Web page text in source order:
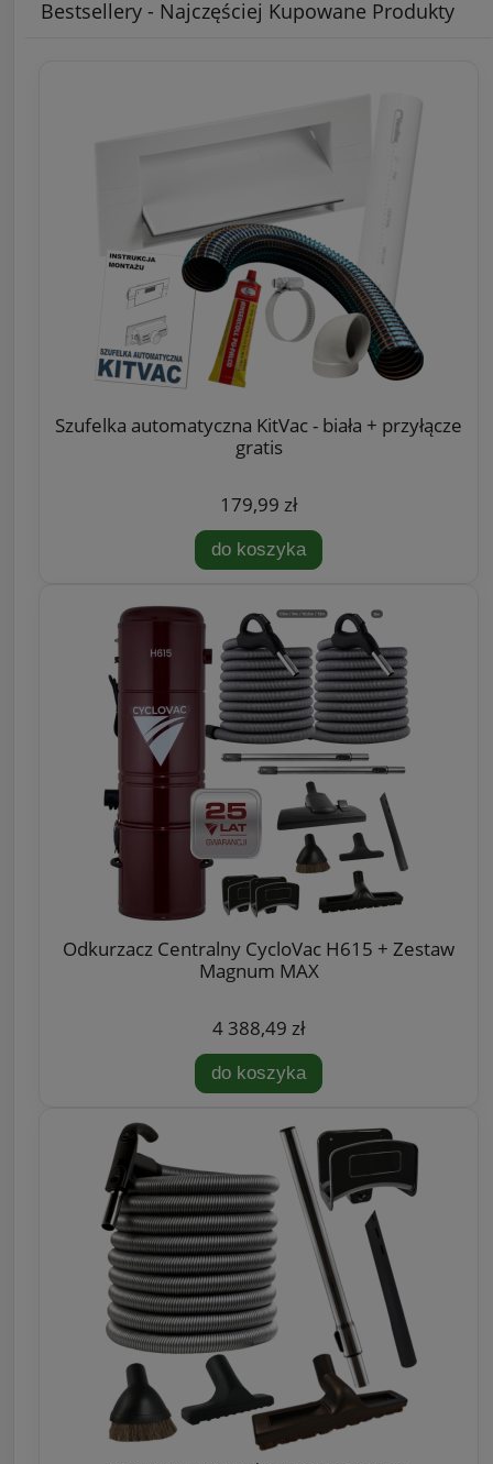
Bestsellery - Najczęściej Kupowane Produkty
Szufelka automatyczna KitVac - biała + przyłącze
gratis
179,99 zł
do koszyka
Odkurzacz Centralny CycloVac H615 + Zestaw
Magnum MAX
4 388,49 zł
do koszyka